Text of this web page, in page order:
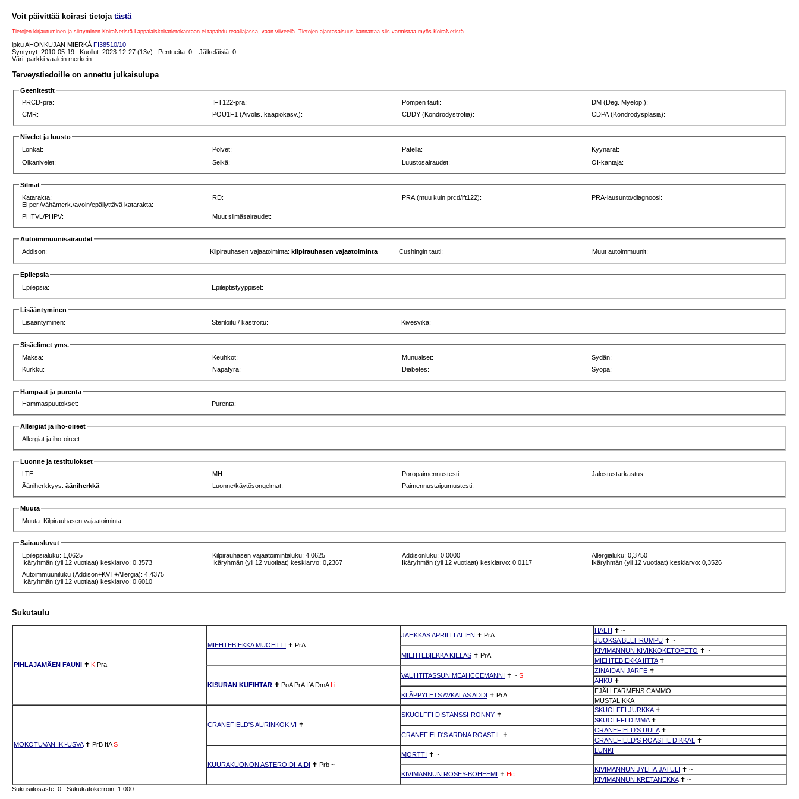
Voit päivittää koirasi tietoja tästä
Tietojen kirjautuminen ja siirtyminen KoiraNetistä Lappalaiskoiratietokantaan ei tapahdu reaaliajassa, vaan viiveellä. Tietojen ajantasaisuus kannattaa siis varmistaa myös KoiraNetistä.
lpku AHONKUJAN MIERKÁ FI38510/10
Syntynyt: 2010-05-19 Kuollut: 2023-12-27 (13v) Pentueita: 0 Jälkeläisiä: 0
Väri: parkki vaalein merkein
Terveystiedoille on annettu julkaisulupa
Geenitestit
PRCD-pra:
IFT122-pra: Pompen tauti:
DM (Deg. Myelop.):
CMR:
POU1F1 (Aivolis. kääpiökasv.): CDDY (Kondrodystrofia): CDPA (Kondrodysplasia):
Nivelet ja luusto
Lonkat:
Polvet: Patella:
Kyynärät:
Olkanivelet:
Selkä: Luustosairaudet: OI-kantaja:
Silmät
Katarakta:
Ei per./vähämerk./avoin/epäilyttävä katarakta:
RD: PRA (muu kuin prcd/ift122): PRA-lausunto/diagnoosi:
PHTVL/PHPV: Muut silmäsairaudet:
Autoimmuunisairaudet
Addison:
Kilpirauhasen vajaatoiminta:kilpirauhasen vajaatoiminta Cushingin tauti: Muut autoimmuunit:
Epilepsia
Epilepsia:
Epileptistyyppiset:
Lisääntyminen
Lisääntyminen:
Steriloitu / kastroitu: Kivesvika:
Sisäelimet yms.
Maksa:
Keuhkot: Munuaiset:
Sydän:
Kurkku:
Napatyrä: Diabetes: Syöpä:
Hampaat ja purenta
Hammaspuutokset:
Purenta:
Allergiat ja iho-oireet
Allergiat ja iho-oireet:
Luonne ja testitulokset
LTE:
MH: Poropaimennustesti:
Jalostustarkastus:
Ääniherkkyys:ääniherkkä Luonne/käytösongelmat: Paimennustaipumustesti:
Muuta
Muuta: Kilpirauhasen vajaatoiminta
Sairausluvut
Epilepsialuku: 1,0625
Ikäryhmän (yli 12 vuotiaat) keskiarvo: 0,3573
Kilpirauhasen vajaatoimintaluku: 4,0625
Ikäryhmän (yli 12 vuotiaat) keskiarvo: 0,2367
Addisonluku: 0,0000
Ikäryhmän (yli 12 vuotiaat) keskiarvo: 0,0117
Allergialuku: 0,3750
Ikäryhmän (yli 12 vuotiaat) keskiarvo: 0,3526
Autoimmuuniluku (Addison+KVT+Allergia): 4,4375
Ikäryhmän (yli 12 vuotiaat) keskiarvo: 0,6010
Sukutaulu
PIHLAJAMÄEN FAUNI ✝ K Pra
MIEHTEBIEKKA MUOHTTI ✝ PrA
JAHKKAS APRILLI ALIEN ✝ PrA
HALTI ✝ ~
JUOKSA BELTIRUMPU ✝ ~
MIEHTEBIEKKA KIELAS ✝ PrA
KIVIMANNUN KIVIKKOKETOPETO ✝ ~
MIEHTEBIEKKA IITTA✝
KISURAN KUFIHTAR ✝ PoA PrA IfA DmA Li
VAUHTITASSUN MEAHCCEMANNI ✝ ~ S
ZINAIDAN JARFE ✝
AHKU ✝
KLÄPPYLETS AVKALAS ADDI ✝ PrA
FJÄLLFARMENS CAMMO
MUSTALIKKA
MÖKÖTUVAN IKI-USVA✝ PrB IfA S
CRANEFIELD'S AURINKOKIVI ✝
SKUOLFFI DISTANSSI-RONNY ✝
SKUOLFFI JURKKA✝
SKUOLFFI DIMMA✝
CRANEFIELD'S ARDNA ROASTIL ✝
CRANEFIELD'S UULA✝
CRANEFIELD'S ROASTIL DIKKAL
✝
KUURAKUONON ASTEROIDI-AIDI ✝ Prb ~
MORTTI ✝ ~
LUNKI
KIVIMANNUN ROSEY-BOHEEMI ✝ Hc
KIVIMANNUN JYLHÄ JATULI ✝ ~
KIVIMANNUN KRETANEKKA✝ ~
Sukusiitosaste: 0 Sukukatokerroin: 1.000